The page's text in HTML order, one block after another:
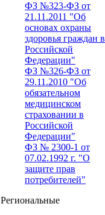
ФЗ №323-ФЗ от
21.11.2011 "Об
основах охраны
здоровья граждан в
Российской
Федерации"
ФЗ №326-ФЗ от
29.11.2010 "Об
обязательном
медицинском
страховании в
Российской
Федерации"
ФЗ № 2300-1 от
07.02.1992 г. "О
защите прав
потребителей"
Региональные